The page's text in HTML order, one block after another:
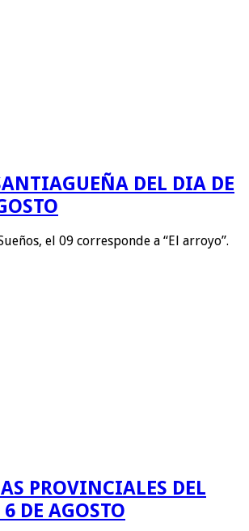
DEL DIA DE
el 09 corresponde a “El arroyo”.
PROVINCIALES DEL
DE AGOSTO